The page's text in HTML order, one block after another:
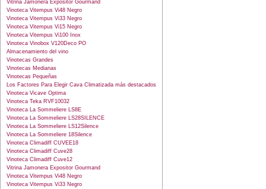
Vitrina Jamonera Expositor Gourmand
Vinoteca Vitempus Vi48 Negro
Vinoteca Vitempus Vi33 Negro
Vinoteca Vitempus Vi15 Negro
Vinoteca Vitempus Vi100 Inox
Vinoteca Vinobox V120Deco PO
Almacenamiento del vino
Vinotecas Grandes
Vinotecas Medianas
Vinotecas Pequeñas
Los Factores Para Elegir Cava Climatizada más destacados
Vinoteca Vicave Optima
Vinoteca Teka RVF10032
Vinoteca La Sommeliere LS8E
Vinoteca La Sommeliere LS28SILENCE
Vinoteca La Sommeliere LS12Silence
Vinoteca La Sommeliere 18Silence
Vinoteca Climadiff CUVEE18
Vinoteca Climadiff Cuve28
Vinoteca Climadiff Cuve12
Vitrina Jamonera Expositor Gourmand
Vinoteca Vitempus Vi48 Negro
Vinoteca Vitempus Vi33 Negro